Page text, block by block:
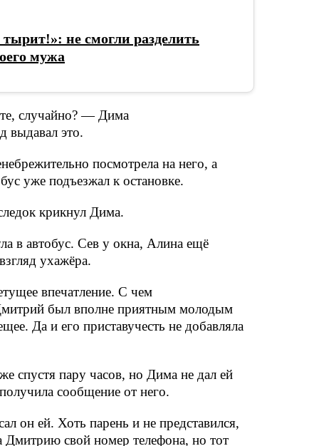
не смогли разделить
мужа
случайно? — Дима
выдавал это.
посмотрела на него, а
уже подъезжал к остановке.
крикнул Дима.
в автобус. Сев у окна, Алина ещё
ухажёра.
впечатление. С чем
был вполне приятным молодым
Да и его приставучесть не добавляла
спустя пару часов, но Дима не дал ей
сообщение от него.
он ей. Хоть парень и не представился,
Дмитрию свой номер телефона, но тот